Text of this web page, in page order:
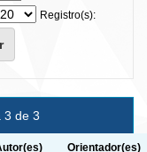
Registro(s):
3 de 3
Orientador(es)